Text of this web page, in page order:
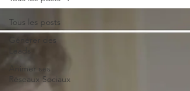
Tous les posts
Générer des
Leads
Animer ses
Réseaux Sociaux